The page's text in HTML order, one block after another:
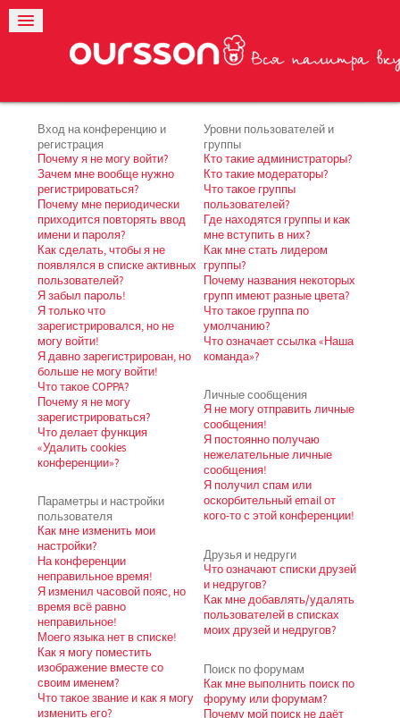
Вход на конференцию и
регистрация
Почему я не могу войти?
Зачем мне вообще нужно
регистрироваться?
Почему мне периодически
приходится повторять ввод
имени и пароля?
Как сделать, чтобы я не
появлялся в списке активных
пользователей?
Я забыл пароль!
Я только что
зарегистрировался, но не
могу войти!
Я давно зарегистрирован, но
больше не могу войти!
Что такое COPPA?
Почему я не могу
зарегистрироваться?
Что делает функция
«Удалить cookies
конференции»?
Параметры и настройки
пользователя
Как мне изменить мои
настройки?
На конференции
неправильное время!
Я изменил часовой пояс, но
время всё равно
неправильное!
Моего языка нет в списке!
Как я могу поместить
изображение вместе со
своим именем?
Что такое звание и как я могу
изменить его?
Уровни пользователей и
группы
Кто такие администраторы?
Кто такие модераторы?
Что такое группы
пользователей?
Где находятся группы и как
мне вступить в них?
Как мне стать лидером
группы?
Почему названия некоторых
групп имеют разные цвета?
Что такое группа по
умолчанию?
Что означает ссылка «Наша
команда»?
Личные сообщения
Я не могу отправить личные
сообщения!
Я постоянно получаю
нежелательные личные
сообщения!
Я получил спам или
оскорбительный email от
кого-то с этой конференции!
Друзья и недруги
Что означают списки друзей
и недругов?
Как мне добавлять/удалять
пользователей в списках
моих друзей и недругов?
Поиск по форумам
Как мне выполнить поиск по
форуму или форумам?
Почему мой поиск не даёт